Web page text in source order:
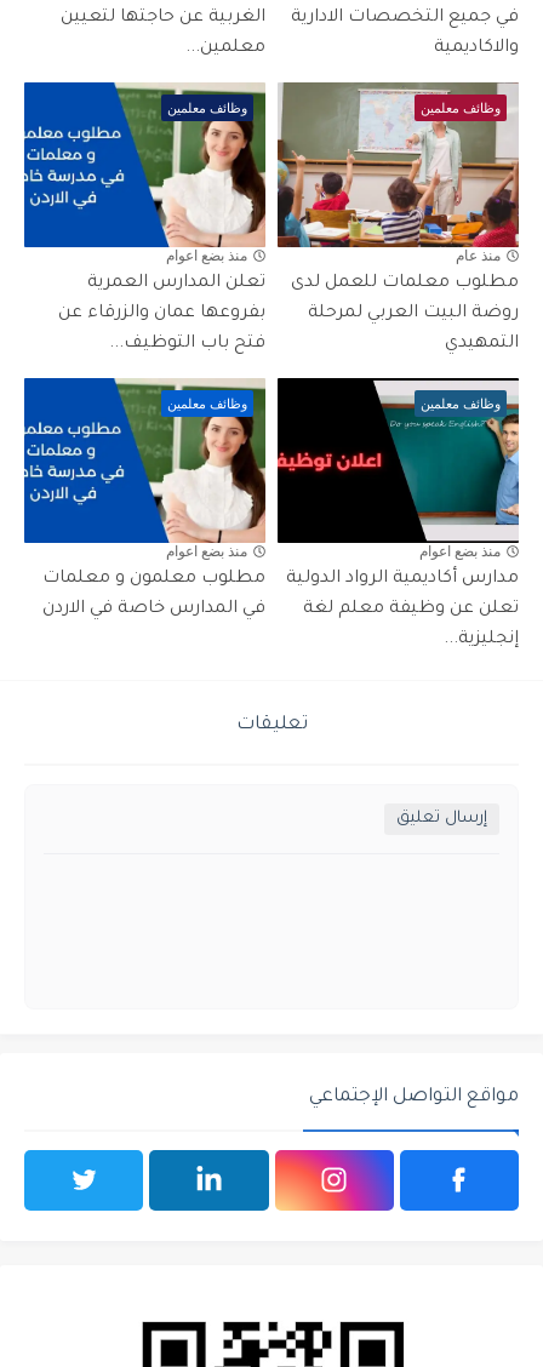
في جميع التخصصات الادارية
والاكاديمية
الغربية عن حاجتها لتعيين
معلمين...
وظائف معلمين
منذ عام
مطلوب معلمات للعمل لدى
روضة البيت العربي لمرحلة
التمهيدي
وظائف معلمين
منذ بضع اعوام
تعلن المدارس العمرية
بفروعها عمان والزرقاء عن
فتح باب التوظيف...
وظائف معلمين
منذ بضع اعوام
مدارس أكاديمية الرواد الدولية
تعلن عن وظيفة معلم لغة
إنجليزية...
وظائف معلمين
منذ بضع اعوام
مطلوب معلمون و معلمات
في المدارس خاصة في الاردن
تعليقات
إرسال تعليق
مواقع التواصل الإجتماعي